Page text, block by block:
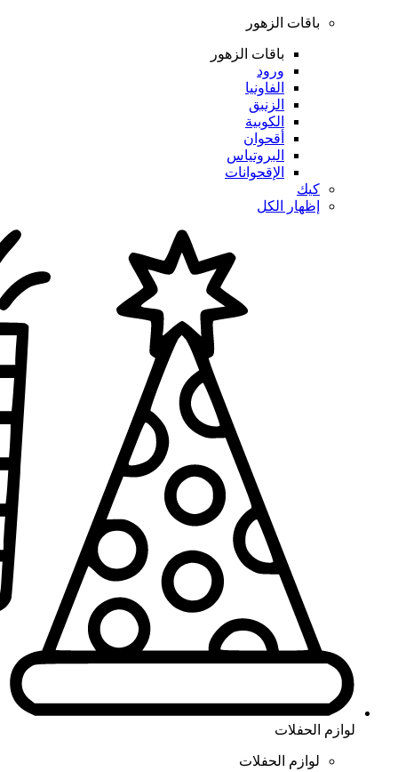
باقات الزهور
باقات الزهور
ورود
الفاونيا
الزنبق
الكوبية
أقحوان
البروتياس
الإقحوانات
كيك
إظهار الكل
لوازم الحفلات
لوازم الحفلات